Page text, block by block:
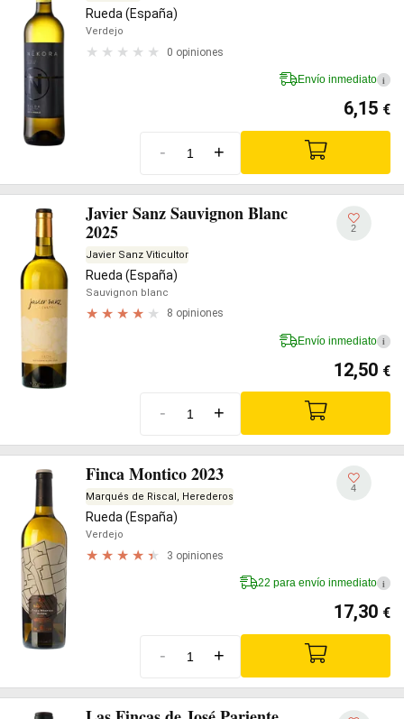
Rueda (España)
Verdejo
0 opiniones
Envío inmediato i
6,15 €
- +
Javier Sanz Sauvignon Blanc
2025
Javier Sanz Viticultor
Rueda (España)
Sauvignon blanc
8 opiniones
2
Envío inmediato i
12,50 €
- +
Finca Montico 2023
Marqués de Riscal, Herederos
Rueda (España)
Verdejo
3 opiniones
4
22 para envío inmediato i
17,30 €
- +